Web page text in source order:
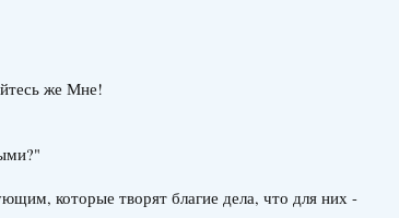
же Мне!
которые творят благие дела, что для них -